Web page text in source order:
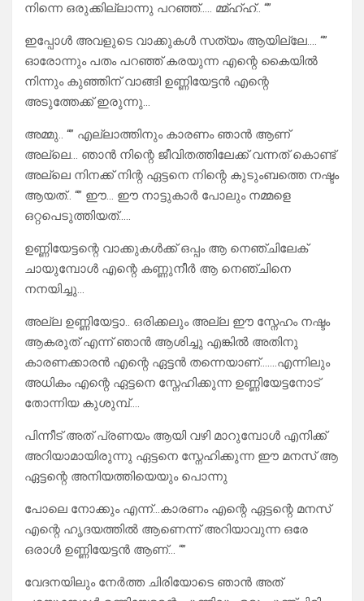
നിന്നെ ഒരുക്കില്ലാന്നു പറഞ്ഞ്….. മ്മ്ഹ്ഹ്.. “”
ഇപ്പോൾ അവളുടെ വാക്കുകൾ സത്യം ആയില്ലേ…. “”
ഓരോന്നും പതം പറഞ്ഞ് കരയുന്ന എന്റെ കൈയിൽ
നിന്നും കുഞ്ഞിന് വാങ്ങി ഉണ്ണിയേട്ടൻ എന്റെ
അടുത്തേക്ക് ഇരുന്നു…
അമ്മു.. “” എല്ലാത്തിനും കാരണം ഞാൻ ആണ്
അല്ലെ… ഞാൻ നിന്റെ ജീവിതത്തിലേക്ക് വന്നത് കൊണ്ട്
അല്ലെ നിനക്ക് നിന്റ ഏട്ടനെ നിന്റെ കുടുംബത്തെ നഷ്ടം
ആയത്.. “” ഈ… ഈ നാട്ടുകാർ പോലും നമ്മളെ
ഒറ്റപെടുത്തിയത്…..
ഉണ്ണിയേട്ടന്റെ വാക്കുകൾക്ക് ഒപ്പം ആ നെഞ്ചിലേക്
ചായുമ്പോൾ എന്റെ കണ്ണുനീർ ആ നെഞ്ചിനെ
നനയിച്ചു…
അല്ല ഉണ്ണിയേട്ടാ.. ഒരിക്കലും അല്ല ഈ സ്നേഹം നഷ്ടം
ആകരുത് എന്ന് ഞാൻ ആശിച്ചു എങ്കിൽ അതിനു
കാരണക്കാരൻ എന്റെ ഏട്ടൻ തന്നെയാണ്…….എന്നിലും
അധികം എന്റെ ഏട്ടനെ സ്നേഹിക്കുന്ന ഉണ്ണിയേട്ടനോട്
തോന്നിയ കുശുമ്പ്….
പിന്നീട് അത് പ്രണയം ആയി വഴി മാറുമ്പോൾ എനിക്ക്
അറിയാമായിരുന്നു ഏട്ടനെ സ്നേഹിക്കുന്ന ഈ മനസ് ആ
ഏട്ടന്റെ അനിയത്തിയെയും പൊന്നു
പോലെ നോക്കും എന്ന്…കാരണം എന്റെ ഏട്ടന്റെ മനസ്
എന്റെ ഹൃദയത്തിൽ ആണെന്ന് അറിയാവുന്ന ഒരേ
ഒരാൾ ഉണ്ണിയേട്ടൻ ആണ്… “”
വേദനയിലും നേർത്ത ചിരിയോടെ ഞാൻ അത്